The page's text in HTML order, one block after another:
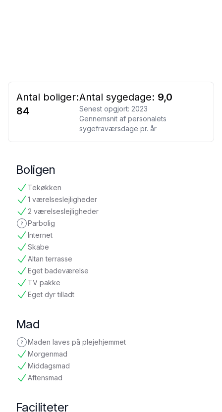
Antal boliger:
84
Antal sygedage: 9,0
Senest opgjort:2023
Gennemsnit af personalets
sygefraværsdage pr. år
Boligen
Tekøkken
tilgængelig
1 værelseslejligheder
tilgængelig
2 værelseslejligheder
tilgængelig
Parbolig
ikke oplyst
Internet
tilgængelig
Skabe
tilgængelig
Altan terrasse
tilgængelig
Eget badeværelse
tilgængelig
TV pakke
tilgængelig
Eget dyr tilladt
tilgængelig
Mad
Maden laves på plejehjemmet
ikke oplyst
Morgenmad
tilgængelig
Middagsmad
tilgængelig
Aftensmad
tilgængelig
Faciliteter